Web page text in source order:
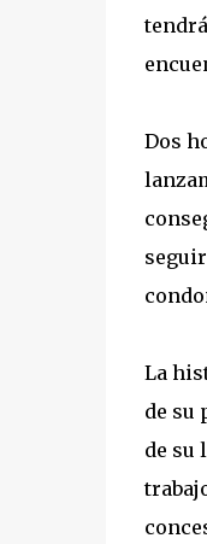
Dos
La
de su
de su